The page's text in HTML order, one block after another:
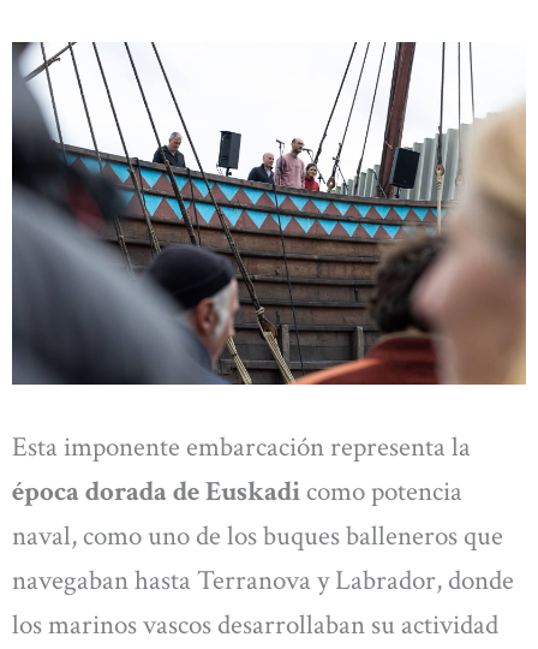
Esta imponente embarcación representa la
época dorada de Euskadi como potencia
naval, como uno de los buques balleneros que
navegaban hasta Terranova y Labrador, donde
los marinos vascos desarrollaban su actividad